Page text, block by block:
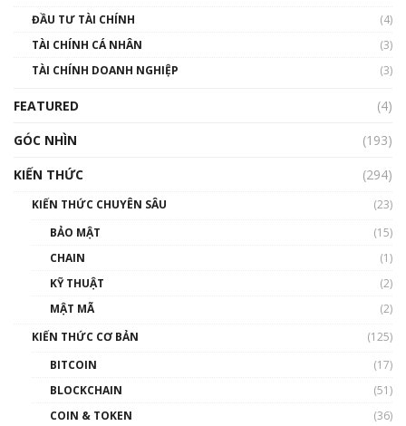
00:02:14
Nhìn lại năm 2022: Những sự kiện ảnh hưởng
đến hệ sinh thái tiền mã hoá | Phổ cập
00:43:47
như thể nào?
00:39:31
ĐẦU TƯ TÀI CHÍNH
(4)
TÀI CHÍNH CÁ NHÂN
(3)
TÀI CHÍNH DOANH NGHIỆP
(3)
FEATURED
(4)
GÓC NHÌN
(193)
KIẾN THỨC
(294)
KIẾN THỨC CHUYÊN SÂU
(23)
BẢO MẬT
(15)
CHAIN
(1)
KỸ THUẬT
(2)
MẬT MÃ
(2)
KIẾN THỨC CƠ BẢN
(125)
BITCOIN
(17)
BLOCKCHAIN
(51)
COIN & TOKEN
(36)